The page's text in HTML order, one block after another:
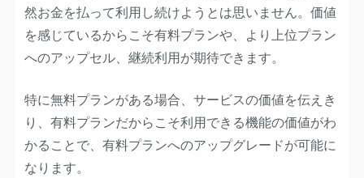
然お金を払って利用し続けようとは思いません。価値
を感じているからこそ有料プランや、より上位プラン
へのアップセル、継続利用が期待できます。
特に無料プランがある場合、サービスの価値を伝えき
り、有料プランだからこそ利用できる機能の価値がわ
かることで、有料プランへのアップグレードが可能に
なります。